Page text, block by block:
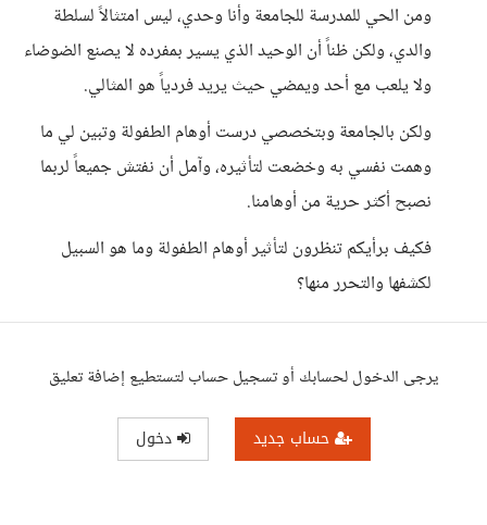
ومن الحي للمدرسة للجامعة وأنا وحدي، ليس امتثالاً لسلطة
والدي، ولكن ظناً أن الوحيد الذي يسير بمفرده لا يصنع الضوضاء
ولا يلعب مع أحد ويمضي حيث يريد فردياً هو المثالي.
ولكن بالجامعة وبتخصصي درست أوهام الطفولة وتبين لي ما
وهمت نفسي به وخضعت لتأثيره، وآمل أن نفتش جميعاً لربما
نصبح أكثر حرية من أوهامنا.
فكيف برأيكم تنظرون لتأثير أوهام الطفولة وما هو السبيل
لكشفها والتحرر منها؟
يرجى الدخول لحسابك أو تسجيل حساب لتستطيع إضافة تعليق
حساب جديد دخول